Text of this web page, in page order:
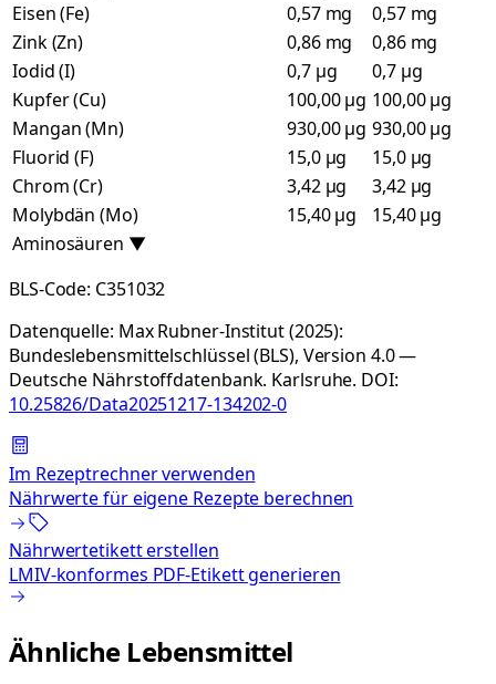
Eisen (Fe)
0,57 mg
0,57 mg
Zink (Zn)
0,86 mg
0,86 mg
Iodid (I)
0,7 µg
0,7 µg
Kupfer (Cu)
100,00 µg 100,00 µg
Mangan (Mn)
930,00 µg 930,00 µg
Fluorid (F)
15,0 µg
15,0 µg
Chrom (Cr)
3,42 µg
3,42 µg
Molybdän (Mo)
15,40 µg
15,40 µg
Aminosäuren ▼
BLS-Code: C351032
Datenquelle: Max Rubner-Institut (2025):
Bundeslebensmittelschlüssel (BLS), Version 4.0 —
Deutsche Nährstoffdatenbank. Karlsruhe. DOI:
10.25826/Data20251217-134202-0
Im Rezeptrechner verwenden
Nährwerte für eigene Rezepte berechnen
Nährwertetikett erstellen
LMIV-konformes PDF-Etikett generieren
Ähnliche Lebensmittel